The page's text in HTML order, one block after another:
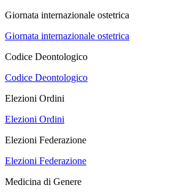
Giornata internazionale ostetrica
Giornata internazionale ostetrica
Codice Deontologico
Codice Deontologico
Elezioni Ordini
Elezioni Ordini
Elezioni Federazione
Elezioni Federazione
Medicina di Genere